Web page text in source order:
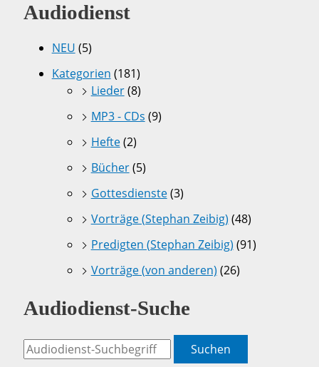
Audiodienst
NEU (5)
Kategorien (181)
Lieder(8)
MP3 - CDs (9)
Hefte(2)
Bücher(5)
Gottesdienste(3)
Vorträge (Stephan Zeibig) (48)
Predigten (Stephan Zeibig) (91)
Vorträge (von anderen) (26)
Audiodienst-Suche
Suchen